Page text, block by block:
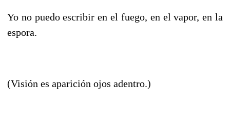
Yo no puedo escribir en el fuego, en el vapor, en la
espora.
(Visión es aparición ojos adentro.)